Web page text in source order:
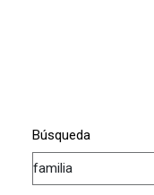
Búsqueda